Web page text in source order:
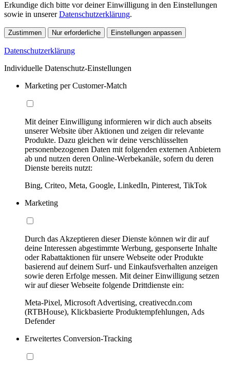
Erkundige dich bitte vor deiner Einwilligung in den Einstellungen
sowie in unsererDatenschutzerklärung.
Zustimmen Nur erforderliche Einstellungen anpassen
Datenschutzerklärung
Individuelle Datenschutz-Einstellungen
Marketing per Customer-Match
Mit deiner Einwilligung informieren wir dich auch abseits
unserer Website über Aktionen und zeigen dir relevante
Produkte. Dazu gleichen wir deine verschlüsselten
personenbezogenen Daten mit folgenden externen Anbietern
ab und nutzen deren Online-Werbekanäle, sofern du deren
Dienste bereits nutzt:
Bing, Criteo, Meta, Google, LinkedIn, Pinterest, TikTok
Marketing
Durch das Akzeptieren dieser Dienste können wir dir auf
deine Interessen abgestimmte Werbung, gesponserte Inhalte
oder Rabattaktionen für unsere Webseite oder Produkte
basierend auf deinem Surf- und Einkaufsverhalten anzeigen
sowie deren Erfolge messen. Mit deiner Einwilligung setzen
wir auf dieser Webseite folgende Drittdienste ein:
Meta-Pixel, Microsoft Advertising, creativecdn.com
(RTBHouse), Klickbasierte Produktempfehlungen, Ads
Defender
Erweitertes Conversion-Tracking